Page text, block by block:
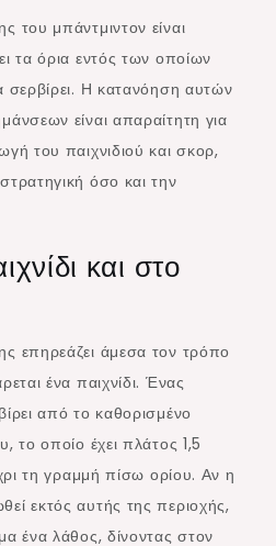
του μπάντμιντον είναι
τα όρια εντός των οποίων
σερβίρει. Η κατανόηση αυτών
είναι απαραίτητη για
του παιχνιδιού και σκορ,
όσο και την
και στο
επηρεάζει άμεσα τον τρόπο
ένα παιχνίδι. Ένας
από το καθορισμένο
το οποίο έχει πλάτος 1,5
τη γραμμή πίσω ορίου. Αν η
εκτός αυτής της περιοχής,
ένα λάθος, δίνοντας στον